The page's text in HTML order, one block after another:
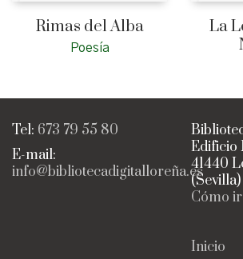
Rimas del Alba
Poesía
La
Tel: 673 79 55 80
E-mail:
info@bibliotecadigitalloreña.es
Edificio
41440
(Sevilla)
Cómo ir
Inicio